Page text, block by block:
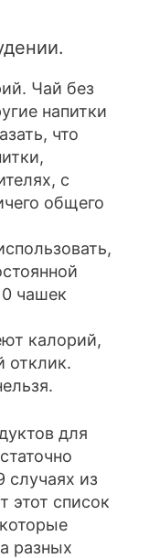
Чай без
напитки
что
с
общего
чашек
калорий,
отклик.
для
случаях из
этот список
разных